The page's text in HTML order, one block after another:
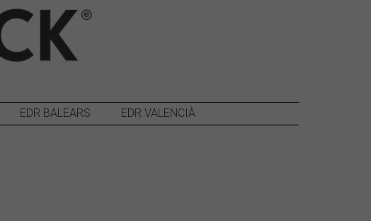
EDR BALEARS EDR VALENCIÀ